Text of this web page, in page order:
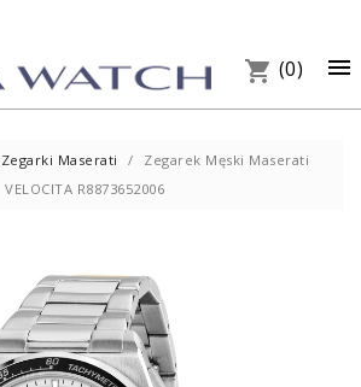

shopping_cart (0)
Zegarki Maserati
Zegarek Męski Maserati
VELOCITA R8873652006